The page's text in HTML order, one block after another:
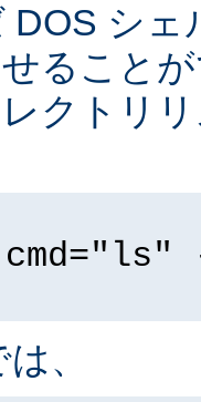
DOS シェ
ること
クトリ
、